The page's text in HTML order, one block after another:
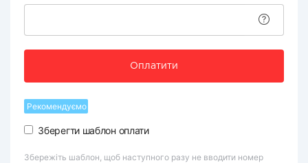
Оплатити
Рекомендуємо
Зберегти шаблон оплати
Збережіть шаблон, щоб наступного разу не вводити номер